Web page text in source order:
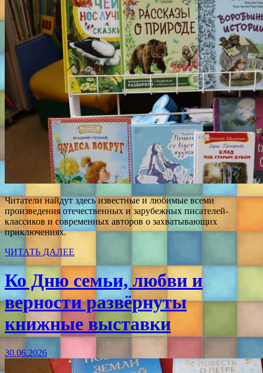
Читатели найдут здесь известные и любимые всеми
произведения отечественных и зарубежных писателей-
классиков и современных авторов о захватывающих
приключениях.
ЧИТАТЬ ДАЛЕЕ
Ко Дню семьи, любви и
верности развёрнуты
книжные выставки
30.06.2026